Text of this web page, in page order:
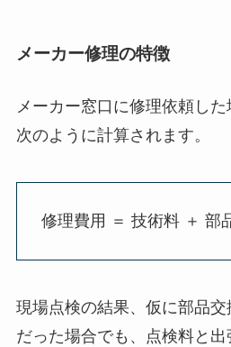
メーカー修理の特徴
メーカー窓口に修理依頼した
次のように計算されます。
修理費用 ＝ 技術料 ＋ 部
現場点検の結果、仮に部品
だった場合でも、点検料と